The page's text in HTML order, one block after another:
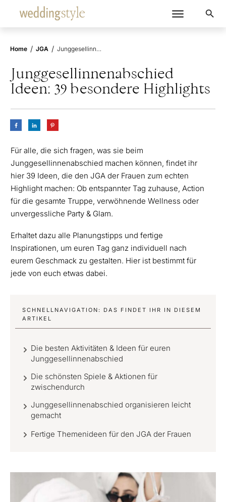
Home / JGA / Junggesellinnenabschied Ideen: 39 besondere Highlights
Junggesellinnenabschied
Ideen: 39 besondere Highlights
Für alle, die sich fragen, was sie beim
Junggesellinnenabschied machen können, findet ihr
hier 39 Ideen, die den JGA der Frauen zum echten
Highlight machen: Ob entspannter Tag zuhause, Action
für die gesamte Truppe, verwöhnende Wellness oder
unvergessliche Party & Glam.
Erhaltet dazu alle Planungstipps und fertige
Inspirationen, um euren Tag ganz individuell nach
eurem Geschmack zu gestalten. Hier ist bestimmt für
jede von euch etwas dabei.
SCHNELLNAVIGATION: DAS FINDET IHR IN DIESEM
ARTIKEL
Die besten Aktivitäten & Ideen für euren
Junggesellinnenabschied
Die schönsten Spiele & Aktionen für
zwischendurch
Junggesellinnenabschied organisieren leicht
gemacht
Fertige Themenideen für den JGA der Frauen